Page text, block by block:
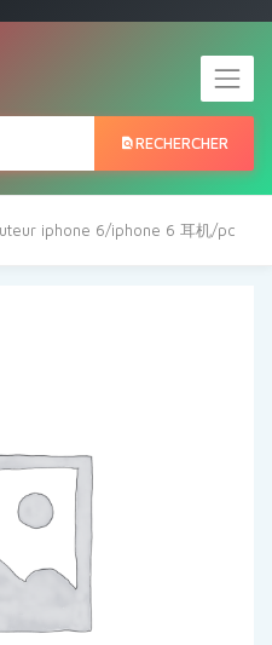
RECHERCHER
iphone 6/iphone 6 耳机/pc